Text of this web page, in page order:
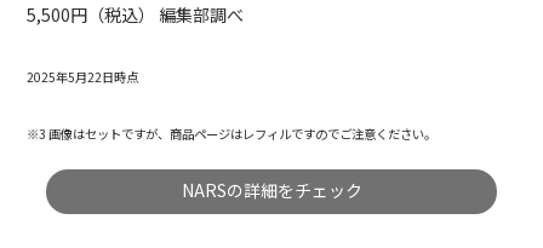
5,500円（税込） 編集部調べ
2025年5月22日時点
※3 画像はセットですが、商品ページはレフィルですのでご注意ください。
NARSの詳細をチェック